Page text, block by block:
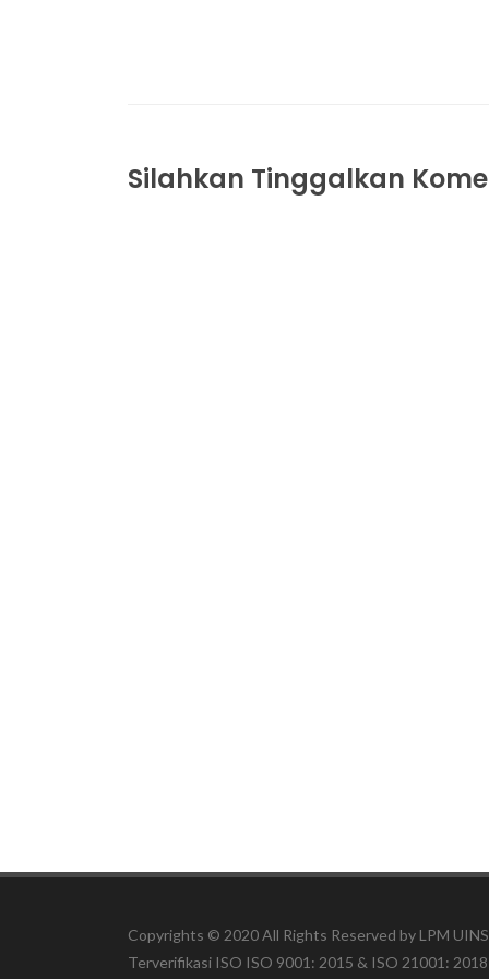
Silahkan Tinggalkan
Copyrights © 2020 All Rights Reserved by LPM
Terverifikasi ISO ISO 9001: 2015 & ISO 21001: 2018